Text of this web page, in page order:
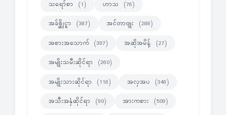
သရော်စာ (1) ဟာသ (76)
အခ်စ္ဆိုင္ရာ (387) အင်တာဗျုး (288)
အစားအသောက် (397) အဆိုအမိန့် (27)
အမျိုးသမီးဆိုင်ရာ (260)
အမျိုးသားဆိုင်ရာ (116) အလှအပ (346)
အသီးအနှံဆိုင်ရာ (90) အားကစား (509)